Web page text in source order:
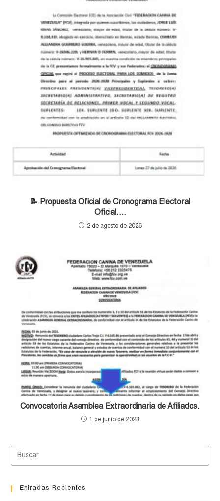
📝 Propuesta Oficial de Cronograma Electoral
Oficial….
2 de agosto de 2026
Convocatoria Asamblea Extraordinaria de Afiliados.
1 de junio de 2023
Entradas Recientes